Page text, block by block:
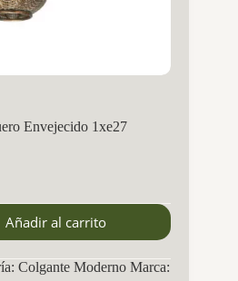
Envejecido 1xe27
Añadir al carrito
Colgante Moderno Marca: